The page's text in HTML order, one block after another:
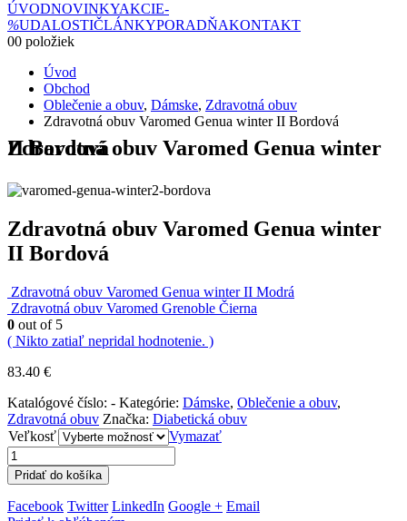
ÚVODNOVINKYAKCIE-
%UDALOSTIČLÁNKYPORADŇAKONTAKT
00 položiek
Úvod
Obchod
Oblečenie a obuv, Dámske, Zdravotná obuv
Zdravotná obuv Varomed Genua winter II Bordová
Zdravotná obuv Varomed Genua winter II Bordová
Zdravotná obuv Varomed Genua winter
II Bordová
Zdravotná obuv Varomed Genua winter II Modrá
Zdravotná obuv Varomed Grenoble Čierna
0 out of 5
( Nikto zatiaľ nepridal hodnotenie. )
83.40 €
Katalógové číslo: - Kategórie: Dámske, Oblečenie a obuv,
Zdravotná obuv Značka: Diabetická obuv
Veľkosť
Vymazať
Pridať do košíka
Facebook Twitter LinkedIn Google + Email